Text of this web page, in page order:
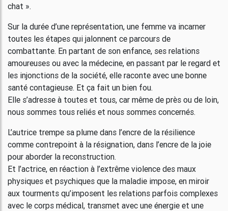
chat ».
Sur la durée d’une représentation, une femme va incarner
toutes les étapes qui jalonnent ce parcours de
combattante. En partant de son enfance, ses relations
amoureuses ou avec la médecine, en passant par le regard et
les injonctions de la société, elle raconte avec une bonne
santé contagieuse. Et ça fait un bien fou.
Elle s’adresse à toutes et tous, car même de près ou de loin,
nous sommes tous reliés et nous sommes concernés.
L’autrice trempe sa plume dans l’encre de la résilience
comme contrepoint à la résignation, dans l’encre de la joie
pour aborder la reconstruction.
Et l’actrice, en réaction à l’extrême violence des maux
physiques et psychiques que la maladie impose, en miroir
aux tourments qu’imposent les relations parfois complexes
avec le corps médical, transmet avec une énergie et une